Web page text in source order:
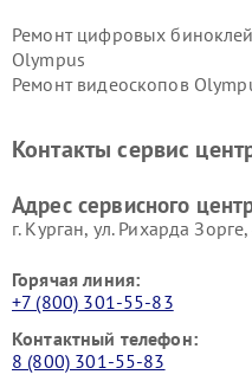
Ремонт цифровых биноклей
Olympus
Ремонт видеоскопов
Контакты сервис
Адрес сервисного
г. Курган, ул. Рихарда Зорге,
Горячая линия:
+7 (800) 301-55-83
Контактный телефон:
8 (800) 301-55-83